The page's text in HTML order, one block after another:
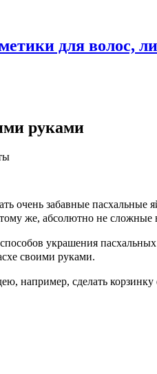
для волос,
руками
очень забавные пасхальные
же, абсолютно не сложные
украшения
своими руками.
например, сделать